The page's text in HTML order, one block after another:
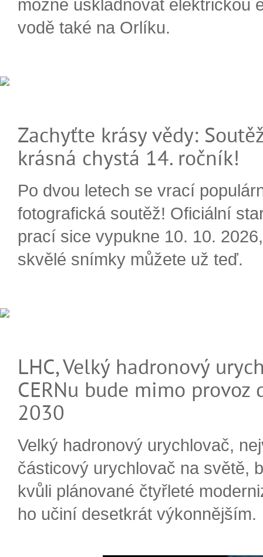
možné uskladňovat elektrickou
vodě také na Orlíku.
Zachyťte krásy vědy:
krásná chystá 14. ročník!
Po dvou letech se vrací
fotografická soutěž! Oficiální
prací sice vypukne 10. 10.
skvělé snímky můžete už teď.
LHC, Velký hadronový
CERNu bude mimo provoz
2030
Velký hadronový urychlovač,
částicový urychlovač na světě,
kvůli plánované čtyřleté
ho učiní desetkrát výkonnějším.